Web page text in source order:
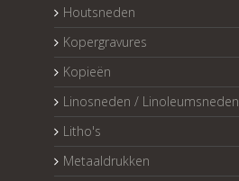
Houtsneden
Kopergravures
Kopieën
Linosneden / Linoleumsneden
Litho's
Metaaldrukken